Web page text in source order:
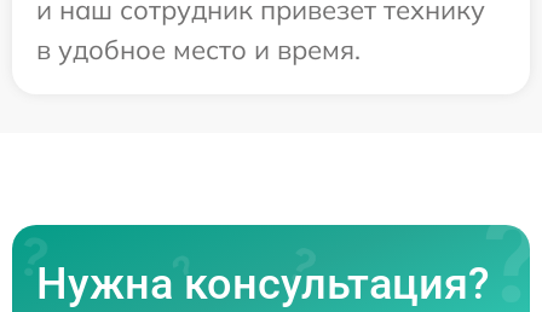
и наш сотрудник привезет технику
в удобное место и время.
Нужна консультация?